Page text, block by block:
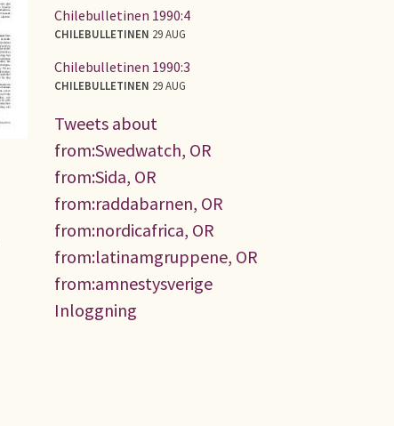
Chilebulletinen 1990:4
CHILEBULLETINEN 29 AUG
Chilebulletinen 1990:3
CHILEBULLETINEN 29 AUG
Tweets about
from:Swedwatch, OR
from:Sida, OR
from:raddabarnen, OR
from:nordicafrica, OR
from:latinamgruppene, OR
from:amnestysverige
Inloggning